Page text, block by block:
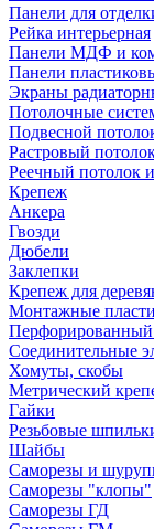
Панели для
Рейка интерьерная
Панели МДФ и
Панели
Экраны
Потолочные
Подвесной
Растровый
Реечный потолок
Крепеж
Анкера
Гвозди
Дюбели
Заклепки
Крепеж для
Монтажные
Соединительные
Хомуты, скобы
Метрический
Гайки
Резьбовые
Шайбы
Саморезы и
Саморезы "клопы"
Саморезы ГД